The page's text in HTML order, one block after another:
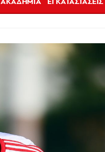
ΑΚΑΔΗΜΙΑ ΕΓΚΑΤΑΣΤΑΣΕΙΣ